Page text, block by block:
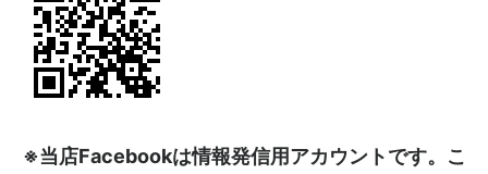
※当店Facebookは情報発信用アカウントです。こ